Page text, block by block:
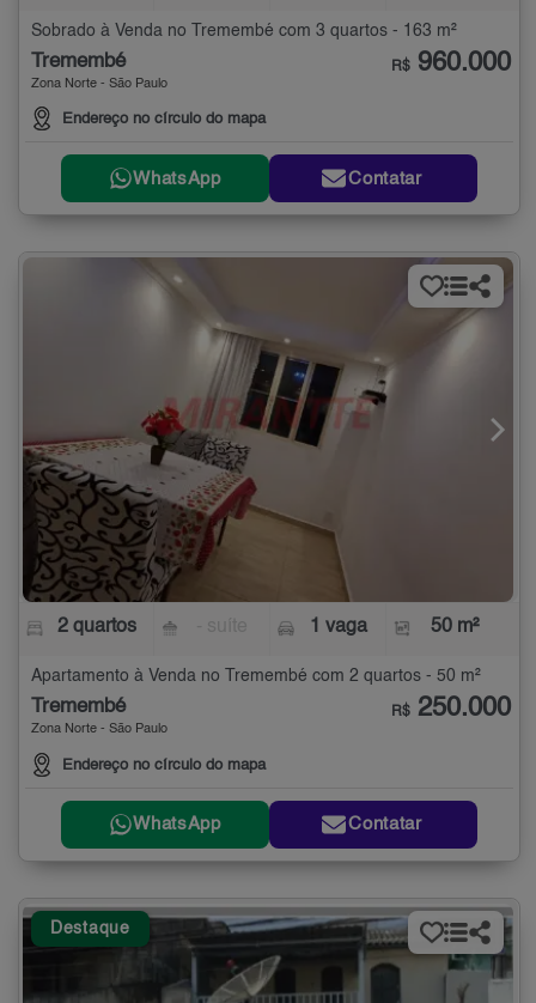
Sobrado à Venda no Tremembé com 3 quartos - 163 m²
Tremembé
Zona Norte - São Paulo
Endereço no círculo do mapa
R$ 960.000
WhatsApp Contatar
2 quartos 1 vaga 50 m²
Apartamento à Venda no Tremembé com 2 quartos - 50 m²
Tremembé
Zona Norte - São Paulo
Endereço no círculo do mapa
R$ 250.000
WhatsApp Contatar
Destaque